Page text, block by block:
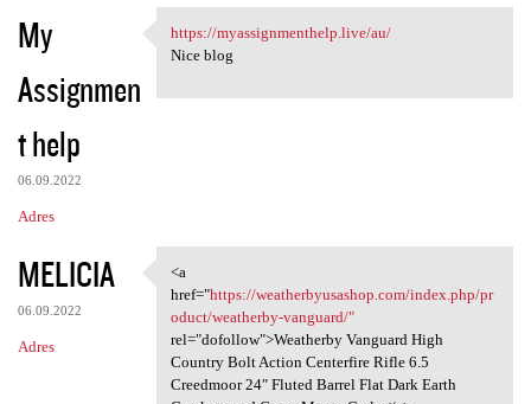
K
o
m
n
t
a
r
z
e
My
Assignmen
t help
06.09.2022
Adres
https://myassignmenthelp.live
https://myassignmenthelp.live/au/
Nice blog
MELICIA
06.09.2022
Adres
<a href="https:/
<a
href="https://weatherbyusashop.com/index.php/pr
oduct/weatherby-vanguard/"
rel="dofollow">Weatherby Vanguard High
Country Bolt Action Centerfire Rifle 6.5
Creedmoor 24″ Fluted Barrel Flat Dark Earth